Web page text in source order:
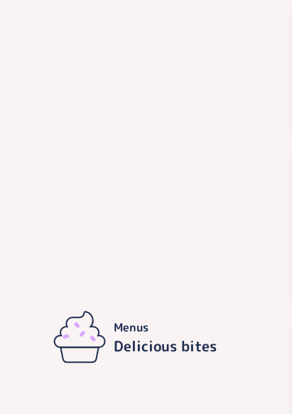
Menus
Delicious bites